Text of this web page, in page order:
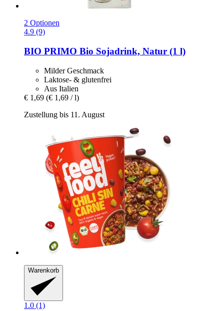
2 Optionen
4.9 (9)
BIO PRIMO Bio Sojadrink, Natur (1 l)
Milder Geschmack
Laktose- & glutenfrei
Aus Italien
€ 1,69 (€ 1,69 / l)
Zustellung bis 11. August
Warenkorb
1.0 (1)